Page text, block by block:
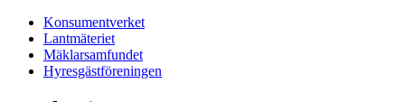
Konsumentverket
Lantmäteriet
Mäklarsamfundet
Hyresgästföreningen